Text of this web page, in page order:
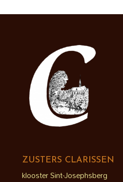
ZUSTERS CLARISSEN
klooster Sint-Josephsberg